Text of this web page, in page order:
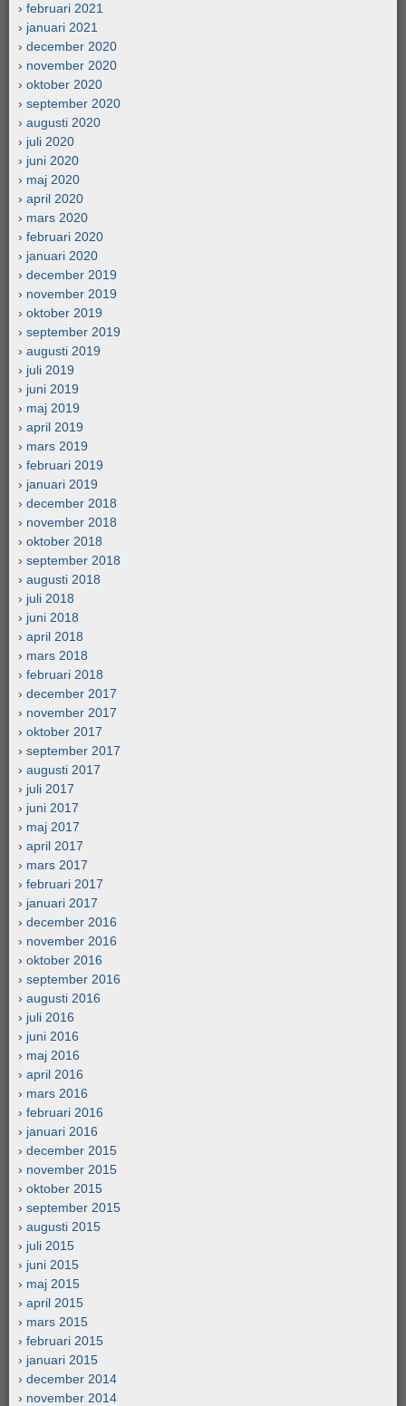
februari 2021
januari 2021
december 2020
november 2020
oktober 2020
september 2020
augusti 2020
juli 2020
juni 2020
maj 2020
april 2020
mars 2020
februari 2020
januari 2020
december 2019
november 2019
oktober 2019
september 2019
augusti 2019
juli 2019
juni 2019
maj 2019
april 2019
mars 2019
februari 2019
januari 2019
december 2018
november 2018
oktober 2018
september 2018
augusti 2018
juli 2018
juni 2018
april 2018
mars 2018
februari 2018
december 2017
november 2017
oktober 2017
september 2017
augusti 2017
juli 2017
juni 2017
maj 2017
april 2017
mars 2017
februari 2017
januari 2017
december 2016
november 2016
oktober 2016
september 2016
augusti 2016
juli 2016
juni 2016
maj 2016
april 2016
mars 2016
februari 2016
januari 2016
december 2015
november 2015
oktober 2015
september 2015
augusti 2015
juli 2015
juni 2015
maj 2015
april 2015
mars 2015
februari 2015
januari 2015
december 2014
november 2014